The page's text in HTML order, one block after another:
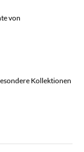
von
Kollektionen